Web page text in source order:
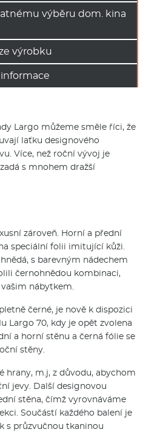
výběru dom. kina
výrobku
Largo můžeme směle říci, že
laťku designového
Více, než roční vývoj je
s mnohem dražší
zároveň. Horní a přední
speciální folii imitující kůži.
s barevným nádechem
černohnědou kombinaci,
nábytkem.
černé, je nově k dispozici
Largo 70, kdy je opět zvolena
a horní stěnu a černá fólie se
stěny.
hrany, m.j, z důvodu, abychom
jevy. Další designovou
stěna, čímž vyrovnáváme
Součástí každého balení je
s průzvučnou tkaninou